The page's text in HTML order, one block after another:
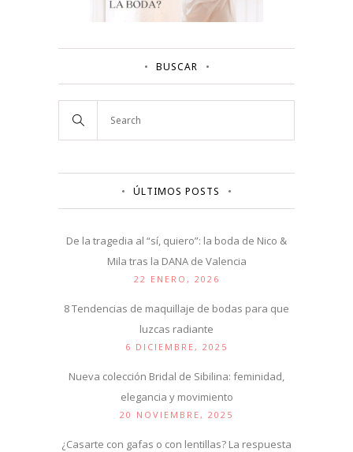
BUSCAR
ÚLTIMOS POSTS
De la tragedia al “sí, quiero”: la boda de Nico &
Mila tras la DANA de Valencia
22 ENERO, 2026
8 Tendencias de maquillaje de bodas para que
luzcas radiante
6 DICIEMBRE, 2025
Nueva colección Bridal de Sibilina: feminidad,
elegancia y movimiento
20 NOVIEMBRE, 2025
¿Casarte con gafas o con lentillas? La respuesta